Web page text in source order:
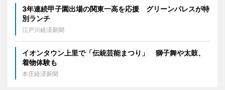
3年連続甲子園出場の関東一高を応援 グリーンパレスが特
別ランチ
江戸川経済新聞
イオンタウン上里で「伝統芸能まつり」 獅子舞や太鼓、
着物体験も
本庄経済新聞